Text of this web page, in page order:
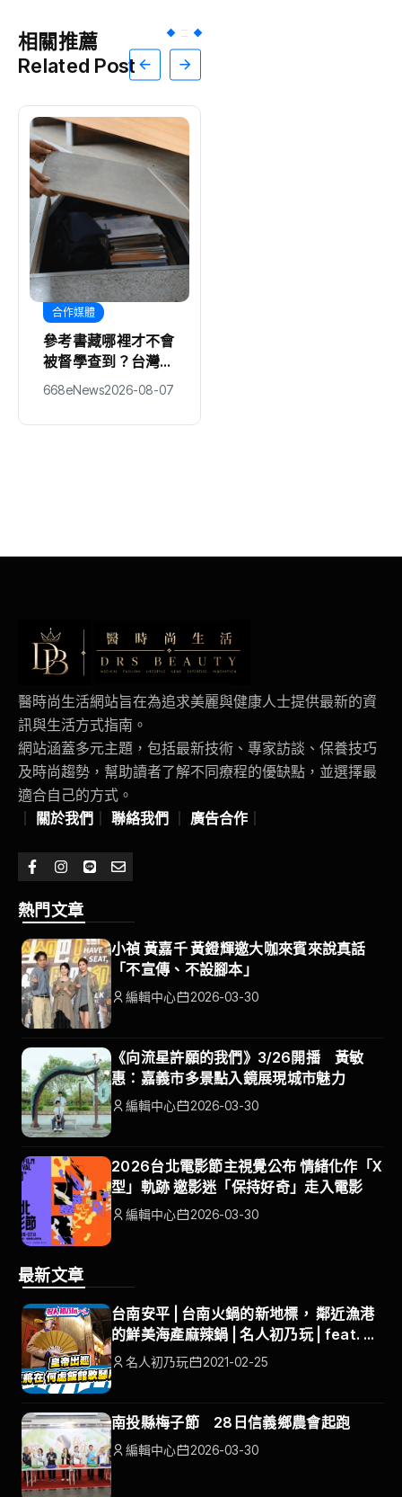
相關推薦
Related Post
合作媒體
參考書藏哪裡才不會
被督學查到？台灣補
課文化40年沒變的
668eNews2026-08-07
醫時尚生活網站旨在為追求美麗與健康人士提供最新的資
訊與生活方式指南。
網站涵蓋多元主題，包括最新技術、專家訪談、保養技巧
及時尚趨勢，幫助讀者了解不同療程的優缺點，並選擇最
適合自己的方式。
關於我們 聯絡我們 廣告合作
熱門文章
小禎 黃嘉千 黃鐙輝邀大咖來賓來說真話
「不宣傳、不設腳本」
編輯中心 2026-03-30
《向流星許願的我們》3/26開播 黃敏
惠：嘉義市多景點入鏡展現城市魅力
編輯中心 2026-03-30
2026台北電影節主視覺公布 情緒化作「X
型」軌跡 邀影迷「保持好奇」走入電影
編輯中心 2026-03-30
最新文章
台南安平 | 台南火鍋的新地標， 鄰近漁港
的鮮美海產麻辣鍋 | 名人初乃玩 | feat. 小
鐘、琳妲
名人初乃玩 2021-02-25
南投縣梅子節 28日信義鄉農會起跑
編輯中心 2026-03-30